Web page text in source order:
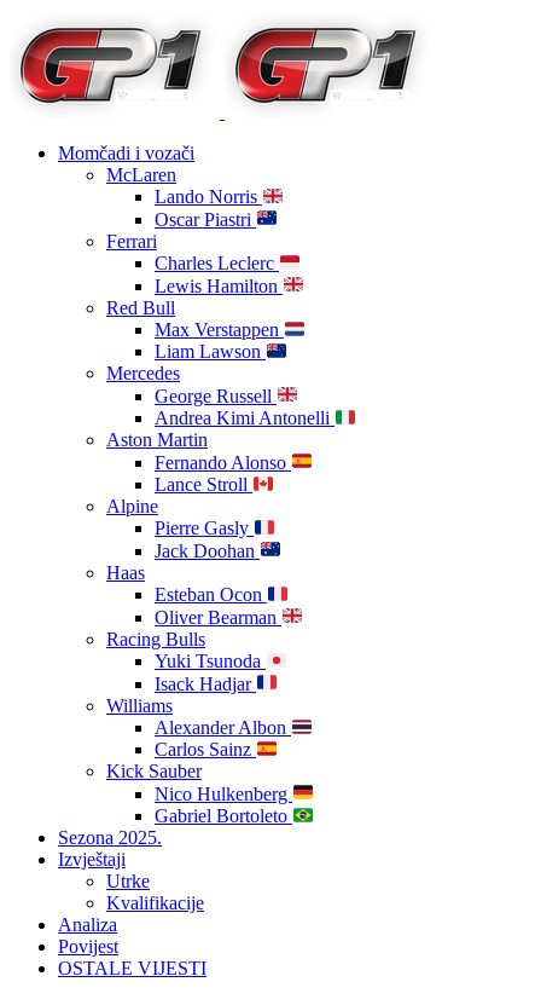
Momčadi i vozači
McLaren
Lando Norris
Oscar Piastri
Ferrari
Charles Leclerc
Lewis Hamilton
Red Bull
Max Verstappen
Liam Lawson
Mercedes
George Russell
Andrea Kimi Antonelli
Aston Martin
Fernando Alonso
Lance Stroll
Alpine
Pierre Gasly
Jack Doohan
Haas
Esteban Ocon
Oliver Bearman
Racing Bulls
Yuki Tsunoda
Isack Hadjar
Williams
Alexander Albon
Carlos Sainz
Kick Sauber
Nico Hulkenberg
Gabriel Bortoleto
Sezona 2025.
Izvještaji
Utrke
Kvalifikacije
Analiza
Povijest
OSTALE VIJESTI